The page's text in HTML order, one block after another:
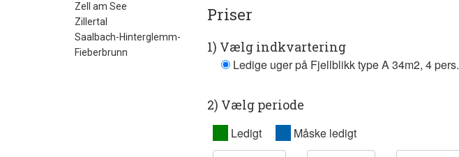
Zell am See
Zillertal
Saalbach-Hinterglemm-
Fieberbrunn
Priser
1) Vælg indkvartering
Ledige uger på Fjellblikk type A 34m2, 4 pers.
2) Vælg periode
Ledigt Måske ledigt